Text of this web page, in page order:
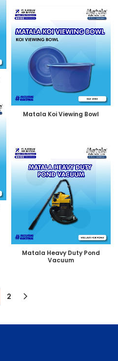
Matala Koi Viewing Bowl
Matala Heavy Duty Pond
Vacuum
2